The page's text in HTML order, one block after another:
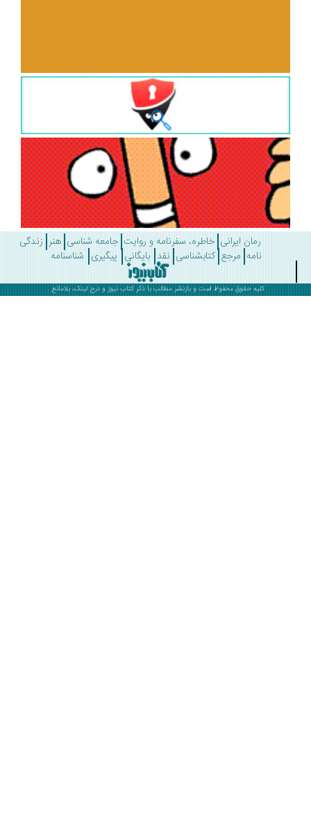
رمان ایرانی خاطره، سفرنامه و روایت جامعه شناسی هنر زندگی
مرجع کتابشناسی نقد بایگانی پیگیری شناسنامه
کلیه حقوق محفوظ است و بازنشر مطالب با ذکرکتاب نیوز و درج لینک، بلامانع .